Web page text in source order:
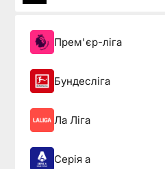
Прем'єр-ліга
Бундесліга
Ла Ліга
Серія а